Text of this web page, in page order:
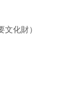
文化財）